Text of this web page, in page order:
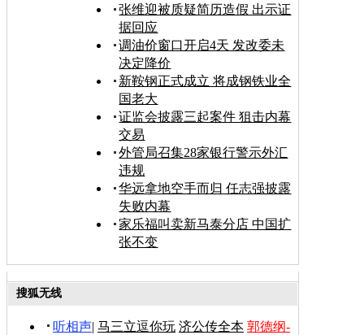
张维迎被质疑简历造假 出示证
据回应
调油价窗口开启4天 发改委未
决定降价
新鞍钢正式成立 将成钢铁业全
国老大
证监会披露三起案件 狙击内幕
交易
外管局召集28家银行警示外汇
违规
华远拿地空手而归 任志强披露
失败内幕
家乐福叫卖新马泰分店 中国扩
张不变
搜狐无线
听相声| 马三立逗你玩 济公传全本 郭德纲-